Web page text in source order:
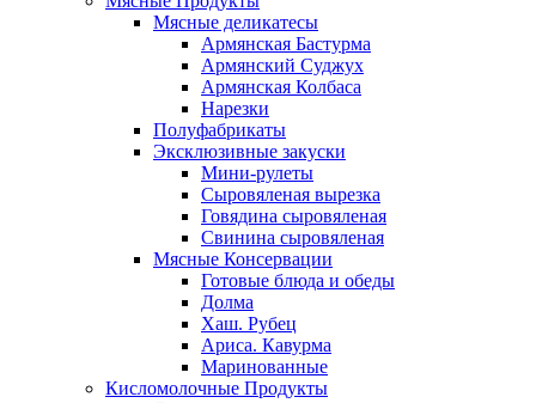
Мясные деликатесы
Армянская Бастурма
Армянский Суджух
Армянская Колбаса
Нарезки
Полуфабрикаты
Эксклюзивные закуски
Мини-рулеты
Сыровяленая вырезка
Говядина сыровяленая
Свинина сыровяленая
Мясные Консервации
Готовые блюда и обеды
Долма
Хаш. Рубец
Ариса. Кавурма
Маринованные
Кисломолочные Продукты